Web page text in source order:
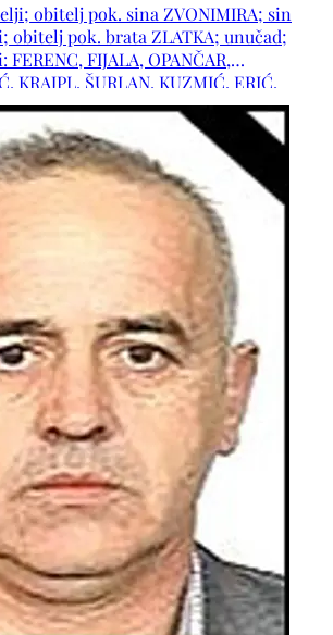
obitelj pok. sina ZVONIMIRA; sin
obitelj pok. brata ZLATKA; unučad;
FIJALA, OPANČAR,
KRAJPL, ŠURLAN, KUZMIĆ, ERIĆ,
te ostala mnogobrojna rodbina, kumovi